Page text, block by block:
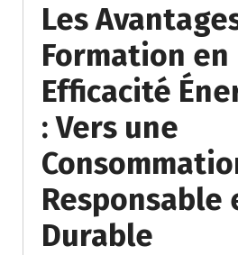
Les
Formation en
Efficacité
: Vers une
Responsable
Durable